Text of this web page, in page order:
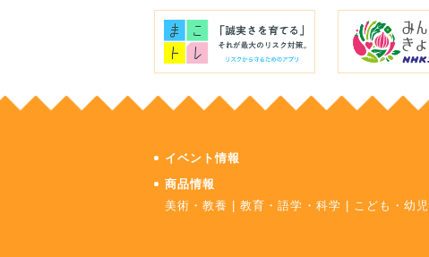
イベント情報
商品情報
美術・教養
|教育・語学・科学 こども・幼児